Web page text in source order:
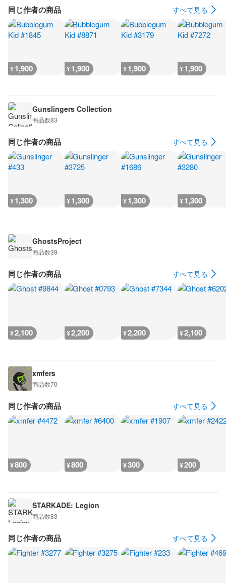
同じ作者の商品 すべて見る
¥1,900 ¥1,900 ¥1,900 ¥1,900
Gunslingers Collection
商品数83
同じ作者の商品 すべて見る
¥1,300 ¥1,300 ¥1,300 ¥1,300
GhostsProject
商品数39
同じ作者の商品 すべて見る
¥2,100 ¥2,200 ¥2,200 ¥2,100
xmfers
商品数70
同じ作者の商品 すべて見る
¥800 ¥800 ¥300 ¥200
STARKADE: Legion
商品数83
同じ作者の商品 すべて見る